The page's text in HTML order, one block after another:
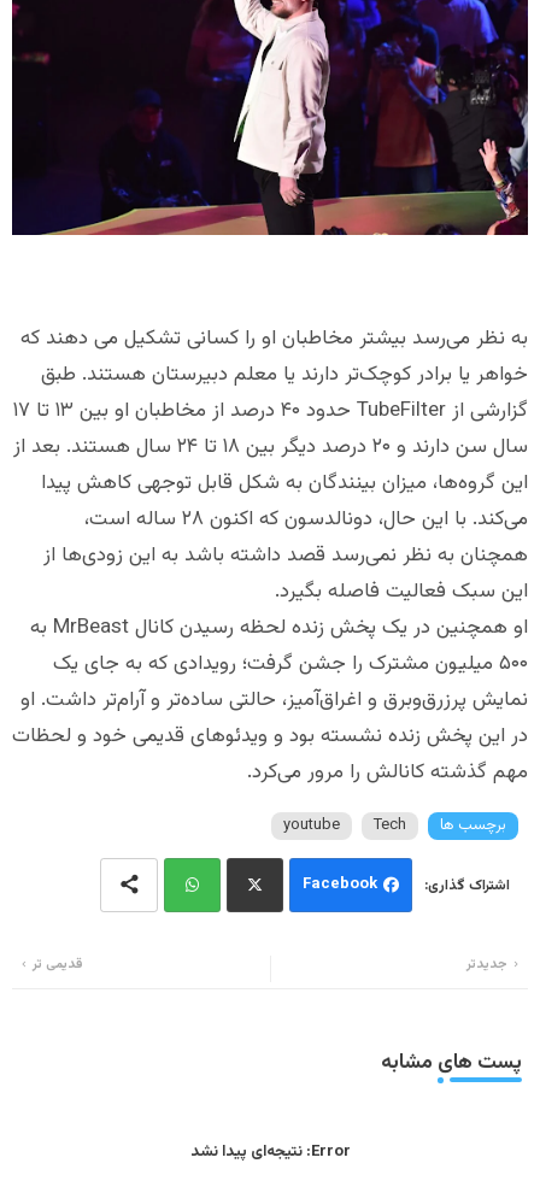
به نظر می‌رسد بیشتر مخاطبان او را کسانی تشکیل می دهند که
خواهر یا برادر کوچک‌تر دارند یا معلم دبیرستان هستند. طبق
گزارشی از TubeFilter حدود ۴۰ درصد از مخاطبان او بین ۱۳ تا ۱۷
سال سن دارند و ۲۰ درصد دیگر بین ۱۸ تا ۲۴ سال هستند. بعد از
این گروه‌ها، میزان بینندگان به شکل قابل توجهی کاهش پیدا
می‌کند. با این حال، دونالدسون که اکنون ۲۸ ساله است،
همچنان به نظر نمی‌رسد قصد داشته باشد به این زودی‌ها از
این سبک فعالیت فاصله بگیرد.
او همچنین در یک پخش زنده لحظه رسیدن کانال MrBeast به
۵۰۰ میلیون مشترک را جشن گرفت؛ رویدادی که به جای یک
نمایش پرزرق‌وبرق و اغراق‌آمیز، حالتی ساده‌تر و آرام‌تر داشت. او
در این پخش زنده نشسته بود و ویدئوهای قدیمی خود و لحظات
مهم گذشته کانالش را مرور می‌کرد.
برچسب ها Tech
youtube
Facebook
جدیدتر قدیمی تر
پست های مشابه
Error: نتیجه‌ای پیدا نشد